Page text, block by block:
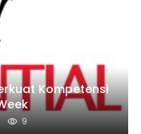
Kompetensi
9